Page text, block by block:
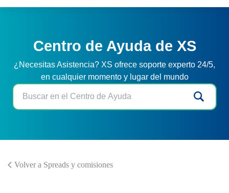
Centro de Ayuda de XS
¿Necesitas Asistencia? XS ofrece soporte experto 24/5,
en cualquier momento y lugar del mundo
Volver a Spreads y comisiones